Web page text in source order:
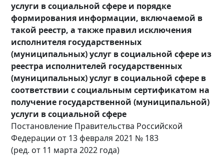
услуги в социальной сфере и порядке
формирования информации, включаемой в
такой реестр, а также правил исключения
исполнителя государственных
(муниципальных) услуг в социальной сфере из
реестра исполнителей государственных
(муниципальных) услуг в социальной сфере в
соответствии с социальным сертификатом на
получение государственной (муниципальной)
услуги в социальной сфере
Постановление Правительства Российской
Федерации от 13 февраля 2021 № 183
(ред. от 11 марта 2022 года)